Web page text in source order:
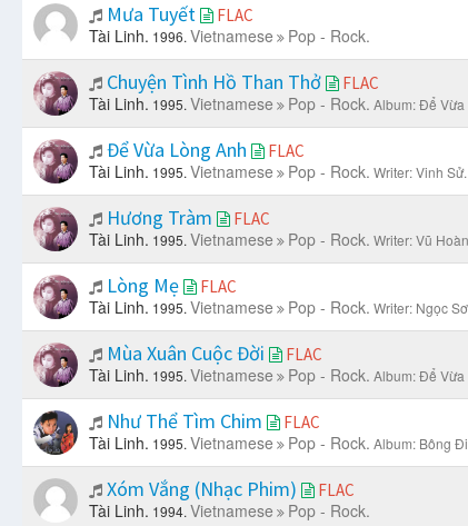
Mưa Tuyết FLAC
Tài Linh. 1996. Vietnamese Pop - Rock.
Chuyện Tình Hồ Than Thở FLAC
Tài Linh. 1995. Vietnamese Pop - Rock. Album: Để Vừa
Để Vừa Lòng Anh FLAC
Tài Linh. 1995. Vietnamese Pop - Rock. Writer: Vinh Sử.
Hương Tràm FLAC
Tài Linh. 1995. Vietnamese Pop - Rock. Writer: Vũ
Lòng Mẹ FLAC
Tài Linh. 1995. Vietnamese Pop - Rock. Writer: Ngọc
Mùa Xuân Cuộc Đời FLAC
Tài Linh. 1995. Vietnamese Pop - Rock. Album: Để Vừa
Như Thể Tìm Chim FLAC
Tài Linh. 1995. Vietnamese Pop - Rock. Album: Bông
Xóm Vắng (Nhạc Phim) FLAC
Tài Linh. 1994. Vietnamese Pop - Rock.